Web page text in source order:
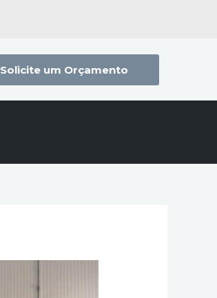
Solicite um Orçamento